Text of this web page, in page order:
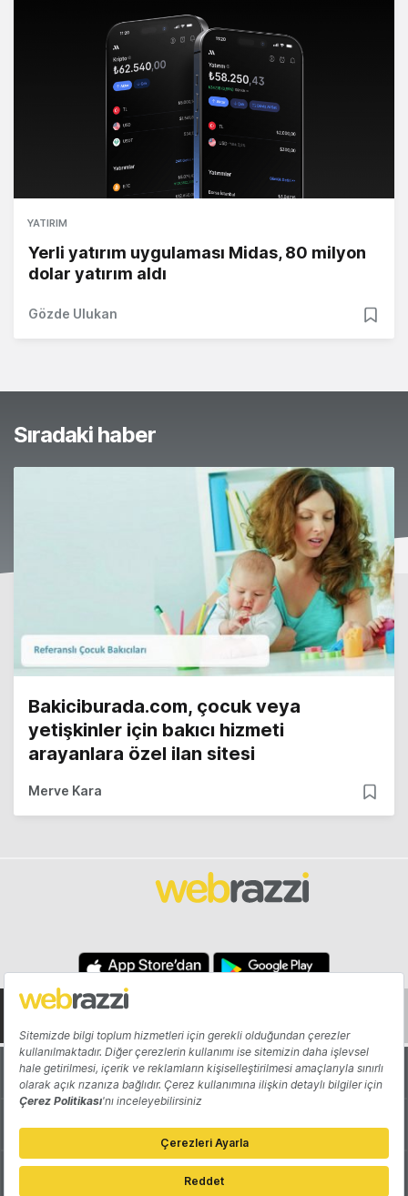
YATIRIM
Yerli yatırım uygulaması Midas, 80 milyon
dolar yatırım aldı
Gözde Ulukan
Sıradaki haber
Bakiciburada.com, çocuk veya
yetişkinler için bakıcı hizmeti
arayanlara özel ilan sitesi
Merve Kara
Hakkında Yazarlar
Katkıda Bulun Reklam